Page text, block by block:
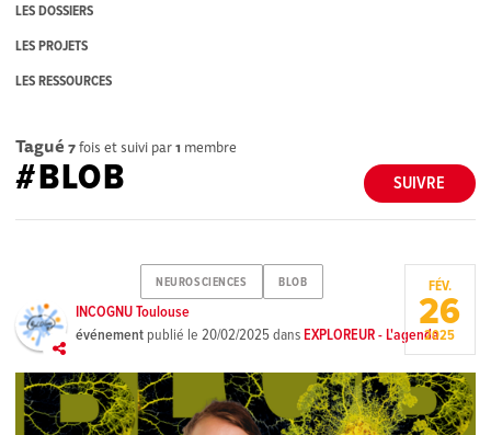
LES DOSSIERS
LES PROJETS
LES RESSOURCES
Tagué 7fois et suivi par1 membre
SUIVRE
#BLOB
NEUROSCIENCES BLOB
INCOGNU Toulouse
événement publié le20/02/2025dansEXPLOREUR - L'agenda
FÉV.
26
2025